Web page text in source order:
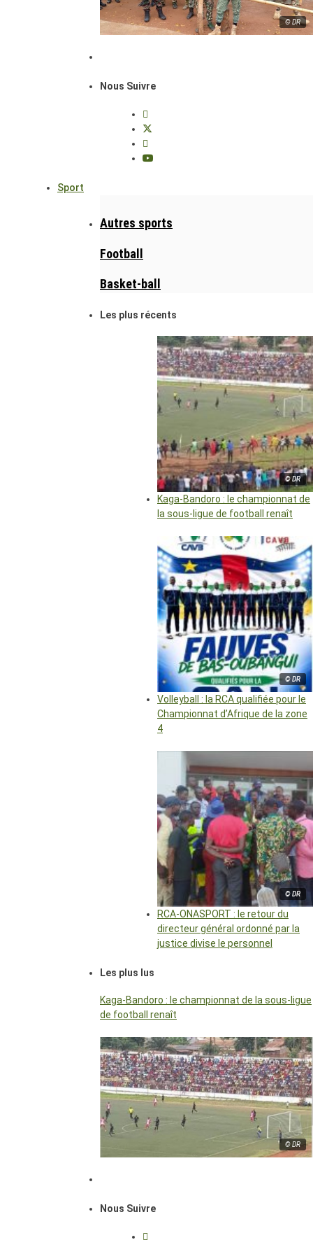
© DR
Nous Suivre
Sport
Autres sports
Football
Basket-ball
Les plus récents
© DR
Kaga-Bandoro : le championnat de
la sous-ligue de football renaît
© DR
Volleyball : la RCA qualifiée pour le
Championnat d’Afrique de la zone
4
© DR
RCA-ONASPORT : le retour du
directeur général ordonné par la
justice divise le personnel
Les plus lus
Kaga-Bandoro : le championnat de la sous-ligue
de football renaît
© DR
Nous Suivre